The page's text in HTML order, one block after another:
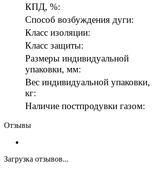
КПД, %:
Способ возбуждения дуги:
Класс изоляции:
Класс защиты:
Размеры индивидуальной
упаковки, мм:
Вес индивидуальной упаковки,
кг:
Наличие постпродувки газом:
Отзывы
Загрузка отзывов...